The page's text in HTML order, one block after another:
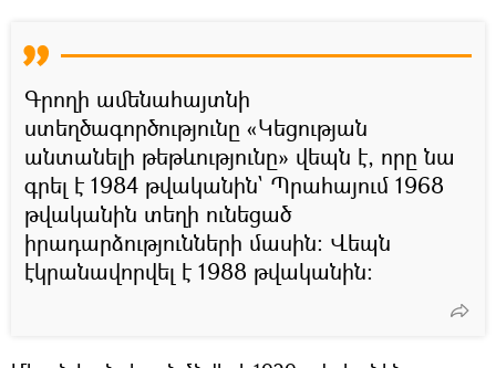
Գրողի ամենահայտնի
ստեղծագործությունը «Կեցության
անտանելի թեթևությունը» վեպն է, որը նա
գրել է 1984 թվականին` Պրահայում 1968
թվականին տեղի ունեցած
իրադարձությունների մասին։ Վեպն
էկրանավորվել է 1988 թվականին։